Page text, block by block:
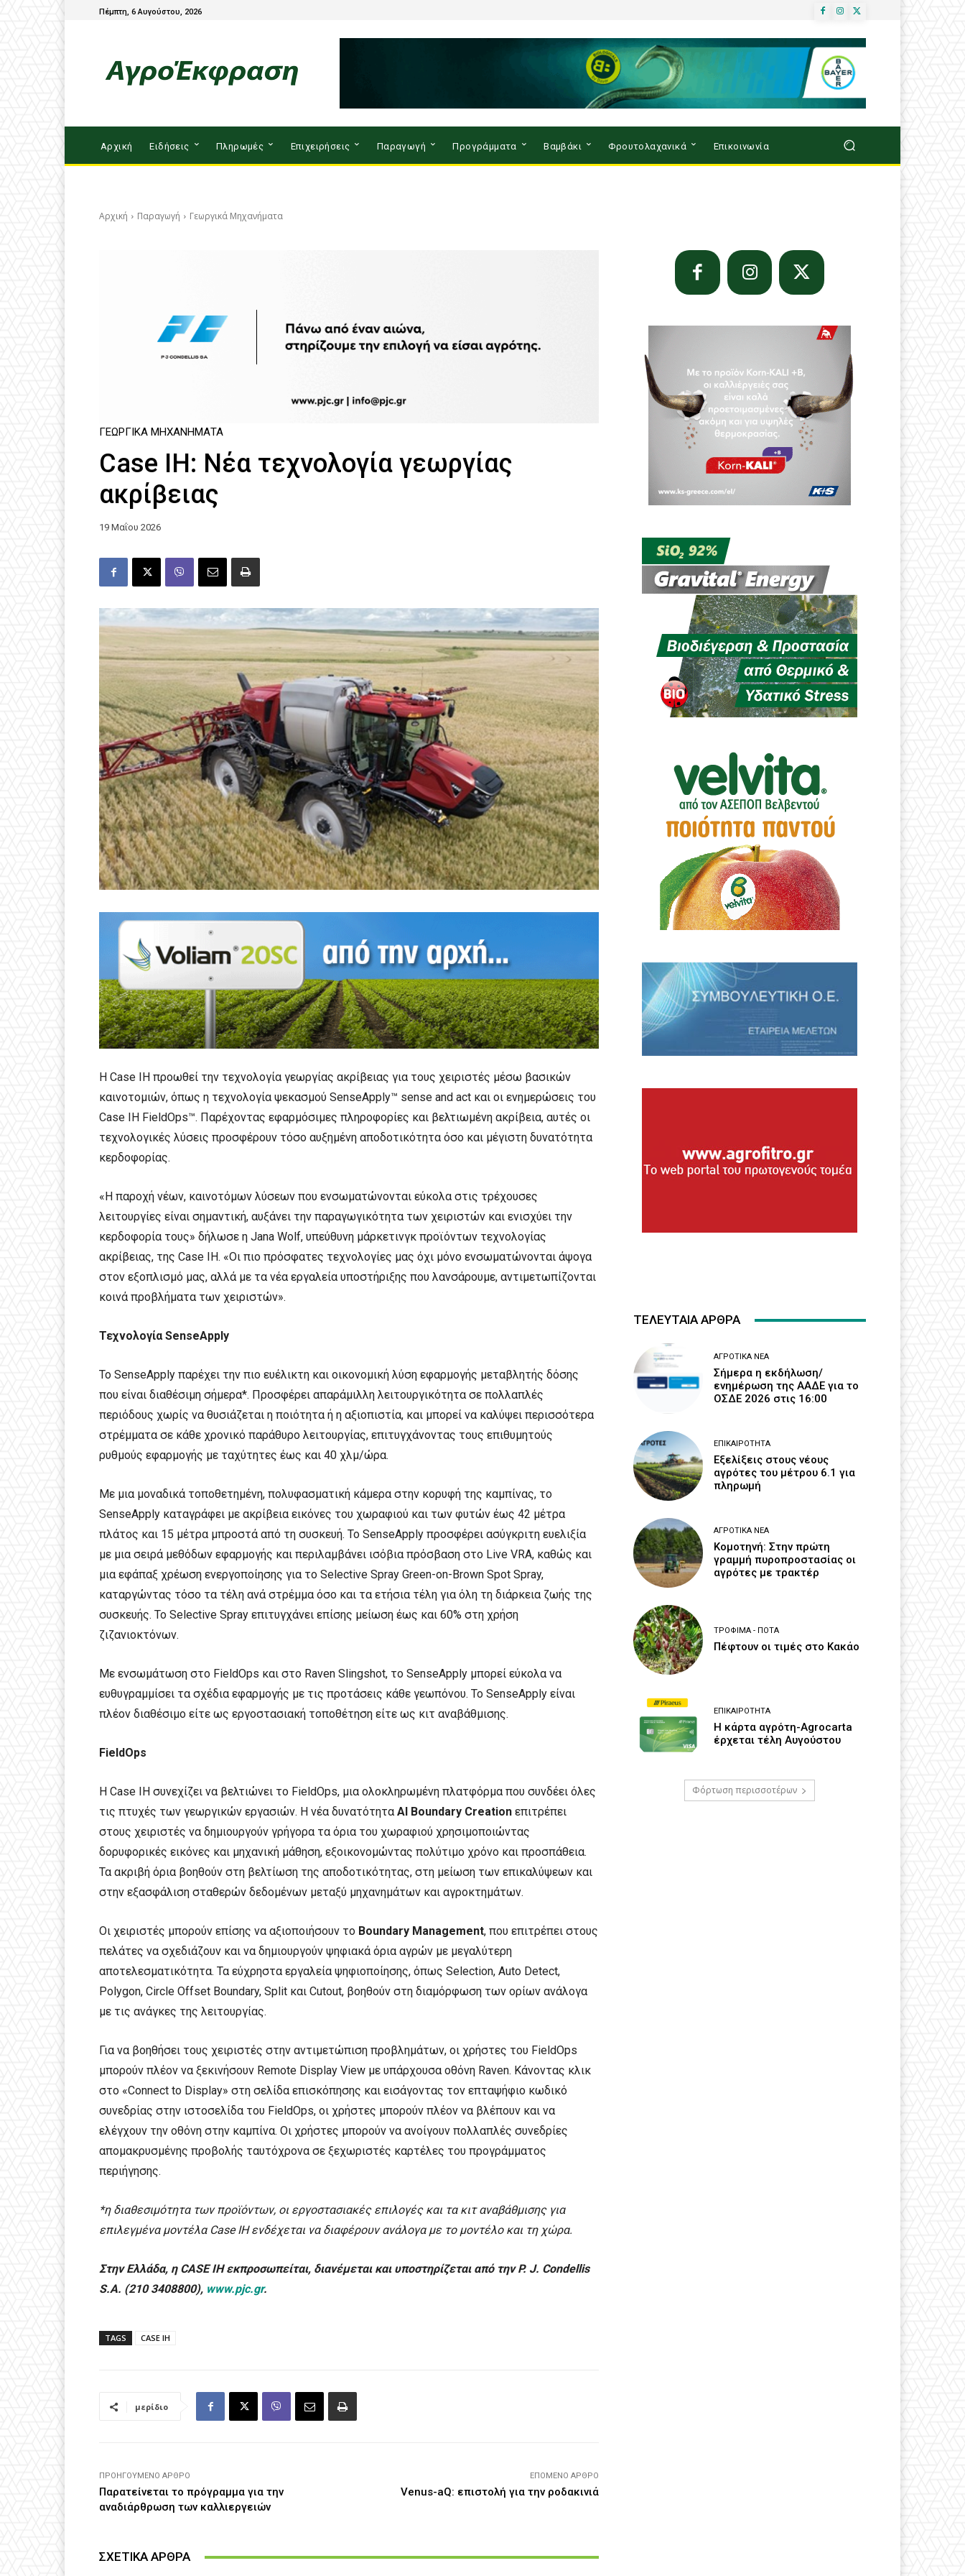
Πέμπτη, 6 Αυγούστου, 2026
Αρχική Ειδήσεις Πληρωμές Επιχειρήσεις Παραγωγή Προγράμματα Βαμβάκι Φρουτολαχανικά Επικοινωνία
Αρχική Παραγωγή Γεωργικά Μηχανήματα
ΓΕΩΡΓΙΚΆ ΜΗΧΑΝΉΜΑΤΑ
Case IH: Νέα τεχνολογία γεωργίας
ακρίβειας
19 Μαΐου 2026
Η Case IH προωθεί την τεχνολογία γεωργίας ακρίβειας για τους χειριστές μέσω βασικών
καινοτομιών, όπως η τεχνολογία ψεκασμού SenseApply™ sense and act και οι ενημερώσεις του
Case IH FieldOps™. Παρέχοντας εφαρμόσιμες πληροφορίες και βελτιωμένη ακρίβεια, αυτές οι
τεχνολογικές λύσεις προσφέρουν τόσο αυξημένη αποδοτικότητα όσο και μέγιστη δυνατότητα
κερδοφορίας.
«Η παροχή νέων, καινοτόμων λύσεων που ενσωματώνονται εύκολα στις τρέχουσες
λειτουργίες είναι σημαντική, αυξάνει την παραγωγικότητα των χειριστών και ενισχύει την
κερδοφορία τους» δήλωσε η Jana Wolf, υπεύθυνη μάρκετινγκ προϊόντων τεχνολογίας
ακρίβειας, της Case IH. «Οι πιο πρόσφατες τεχνολογίες μας όχι μόνο ενσωματώνονται άψογα
στον εξοπλισμό μας, αλλά με τα νέα εργαλεία υποστήριξης που λανσάρουμε, αντιμετωπίζονται
κοινά προβλήματα των χειριστών».
ΤεχνολογίαSenseApply
Το SenseApply παρέχει την πιο ευέλικτη και οικονομική λύση εφαρμογής μεταβλητής δόσης
που είναι διαθέσιμη σήμερα*. Προσφέρει απαράμιλλη λειτουργικότητα σε πολλαπλές
περιόδους χωρίς να θυσιάζεται η ποιότητα ή η αξιοπιστία, και μπορεί να καλύψει περισσότερα
στρέμματα σε κάθε χρονικό παράθυρο λειτουργίας, επιτυγχάνοντας τους επιθυμητούς
ρυθμούς εφαρμογής με ταχύτητες έως και 40 χλμ/ώρα.
Με μια μοναδικά τοποθετημένη, πολυφασματική κάμερα στην κορυφή της καμπίνας, το
SenseApply καταγράφει με ακρίβεια εικόνες του χωραφιού και των φυτών έως 42 μέτρα
πλάτος και 15 μέτρα μπροστά από τη συσκευή. Το SenseApply προσφέρει ασύγκριτη ευελιξία
με μια σειρά μεθόδων εφαρμογής και περιλαμβάνει ισόβια πρόσβαση στο Live VRA, καθώς και
μια εφάπαξ χρέωση ενεργοποίησης για το Selective Spray Green-on-Brown Spot Spray,
καταργώντας τόσο τα τέλη ανά στρέμμα όσο και τα ετήσια τέλη για όλη τη διάρκεια ζωής της
συσκευής. Το Selective Spray επιτυγχάνει επίσης μείωση έως και 60% στη χρήση
ζιζανιοκτόνων.
Με ενσωμάτωση στο FieldOps και στο Raven Slingshot, το SenseApply μπορεί εύκολα να
ευθυγραμμίσει τα σχέδια εφαρμογής με τις προτάσεις κάθε γεωπόνου. Το SenseApply είναι
πλέον διαθέσιμο είτε ως εργοστασιακή τοποθέτηση είτε ως κιτ αναβάθμισης.
FieldOps
Η Case IH συνεχίζει να βελτιώνει το FieldOps, μια ολοκληρωμένη πλατφόρμα που συνδέει όλες
τις πτυχές των γεωργικών εργασιών. Η νέα δυνατότητα AI Boundary Creation επιτρέπει
στους χειριστές να δημιουργούν γρήγορα τα όρια του χωραφιού χρησιμοποιώντας
δορυφορικές εικόνες και μηχανική μάθηση, εξοικονομώντας πολύτιμο χρόνο και προσπάθεια.
Τα ακριβή όρια βοηθούν στη βελτίωση της αποδοτικότητας, στη μείωση των επικαλύψεων και
στην εξασφάλιση σταθερών δεδομένων μεταξύ μηχανημάτων και αγροκτημάτων.
Οι χειριστές μπορούν επίσης να αξιοποιήσουν το Boundary Management, που επιτρέπει στους
πελάτες να σχεδιάζουν και να δημιουργούν ψηφιακά όρια αγρών με μεγαλύτερη
αποτελεσματικότητα. Τα εύχρηστα εργαλεία ψηφιοποίησης, όπως Selection, Auto Detect,
Polygon, Circle Offset Boundary, Split και Cutout, βοηθούν στη διαμόρφωση των ορίων ανάλογα
με τις ανάγκες της λειτουργίας.
Για να βοηθήσει τους χειριστές στην αντιμετώπιση προβλημάτων, οι χρήστες του FieldOps
μπορούν πλέον να ξεκινήσουν Remote Display View με υπάρχουσα οθόνη Raven. Κάνοντας κλικ
στο «Connect to Display» στη σελίδα επισκόπησης και εισάγοντας τον επταψήφιο κωδικό
συνεδρίας στην ιστοσελίδα του FieldOps, οι χρήστες μπορούν πλέον να βλέπουν και να
ελέγχουν την οθόνη στην καμπίνα. Οι χρήστες μπορούν να ανοίγουν πολλαπλές συνεδρίες
απομακρυσμένης προβολής ταυτόχρονα σε ξεχωριστές καρτέλες του προγράμματος
περιήγησης.
*η διαθεσιμότητα των προϊόντων, οι εργοστασιακές επιλογές και τα κιτ αναβάθμισης για
επιλεγμένα μοντέλα Case IH ενδέχεται να διαφέρουν ανάλογα με το μοντέλο και τη χώρα.
Στην Ελλάδα, η CASE IH εκπροσωπείται, διανέμεται και υποστηρίζεται από την P. J. Condellis
S.A. (210 3408800), www.pjc.gr.
TAGS CASE IH
μερίδιο
ΠΡΟΗΓΟΎΜΕΝΟ ΆΡΘΡΟ
Παρατείνεται το πρόγραμμα για την
αναδιάρθρωση των καλλιεργειών
ΕΠΌΜΕΝΟ ΆΡΘΡΟ
Venus-aQ: επιστολή για την ροδακινιά
ΣΧΕΤΙΚΑ ΑΡΘΡΑ
ΤΕΛΕΥΤΑΙΑ ΑΡΘΡΑ
ΑΓΡΟΤΙΚΆ ΝΈΑ
Σήμερα η εκδήλωση/
ενημέρωση της ΑΑΔΕ για το
ΟΣΔΕ 2026 στις 16:00
ΕΠΙΚΑΙΡΌΤΗΤΑ
Εξελίξεις στους νέους
αγρότες του μέτρου 6.1 για
πληρωμή
ΑΓΡΟΤΙΚΆ ΝΈΑ
Κομοτηνή: Στην πρώτη
γραμμή πυροπροστασίας οι
αγρότες με τρακτέρ
ΤΡΌΦΙΜΑ - ΠΟΤΆ
Πέφτουν οι τιμές στο Κακάο
ΕΠΙΚΑΙΡΌΤΗΤΑ
Η κάρτα αγρότη-Agrocarta
έρχεται τέλη Αυγούστου
Φόρτωση περισσοτέρων